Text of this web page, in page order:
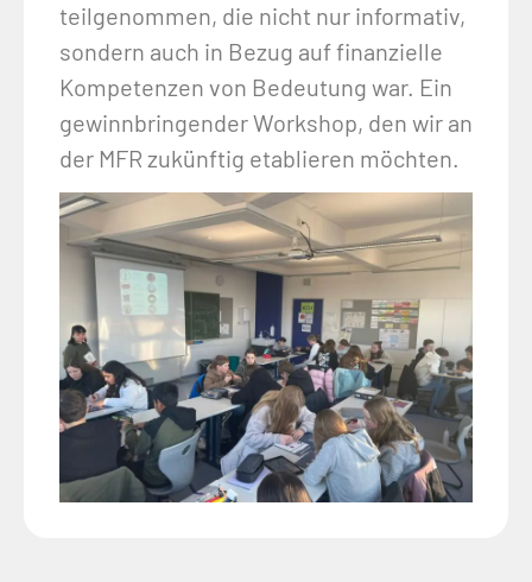
teilgenommen, die nicht nur informativ,
sondern auch in Bezug auf finanzielle
Kompetenzen von Bedeutung war. Ein
gewinnbringender Workshop, den wir an
der MFR zukünftig etablieren möchten.